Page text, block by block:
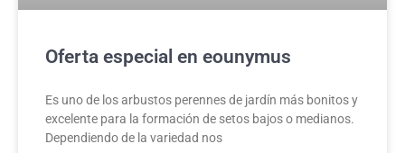
Oferta especial en eounymus
Es uno de los arbustos perennes de jardín más bonitos y
excelente para la formación de setos bajos o medianos.
Dependiendo de la variedad nos